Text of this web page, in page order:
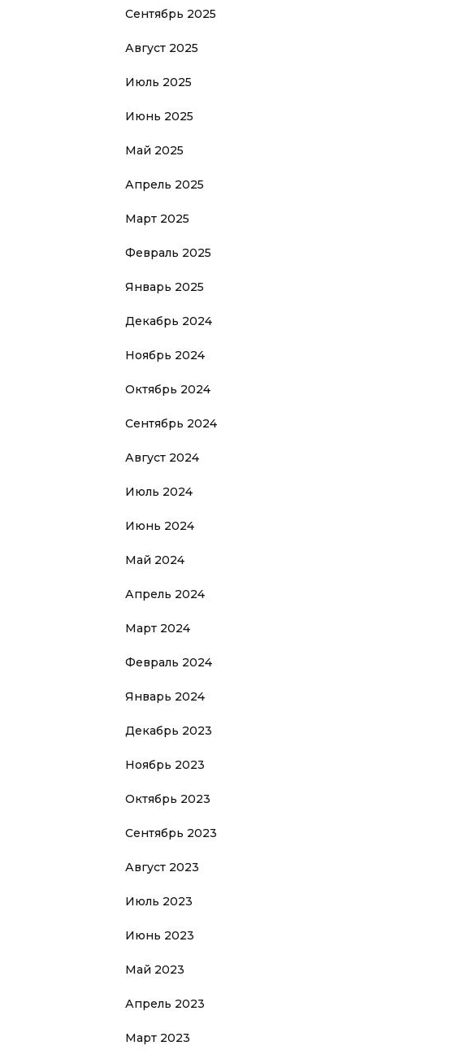
Сентябрь 2025
Август 2025
Июль 2025
Июнь 2025
Май 2025
Апрель 2025
Март 2025
Февраль 2025
Январь 2025
Декабрь 2024
Ноябрь 2024
Октябрь 2024
Сентябрь 2024
Август 2024
Июль 2024
Июнь 2024
Май 2024
Апрель 2024
Март 2024
Февраль 2024
Январь 2024
Декабрь 2023
Ноябрь 2023
Октябрь 2023
Сентябрь 2023
Август 2023
Июль 2023
Июнь 2023
Май 2023
Апрель 2023
Март 2023